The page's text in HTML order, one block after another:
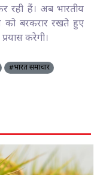
रही हैं। अब भारतीय
को बरकरार रखते हुए
करेगी।
#भारत समाचार